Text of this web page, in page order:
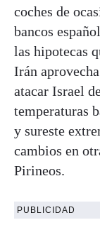
coches de
bancos
las hipotecas
Irán
atacar Israel
temperaturas
y sureste
cambios en
Pirineos.
PUBLICIDAD